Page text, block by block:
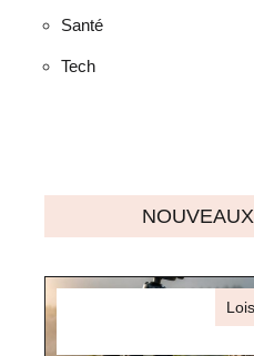
Santé
Tech